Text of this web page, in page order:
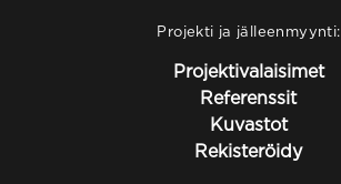
Projekti ja jälleenmyynti:
Projektivalaisimet
Referenssit
Kuvastot
Rekisteröidy